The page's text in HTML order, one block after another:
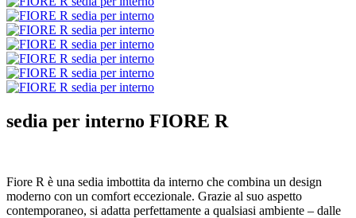
sedia per interno FIORE R
Fiore R è una sedia imbottita da interno che combina un design
moderno con un comfort eccezionale. Grazie al suo aspetto
contemporaneo, si adatta perfettamente a qualsiasi ambiente – dalle